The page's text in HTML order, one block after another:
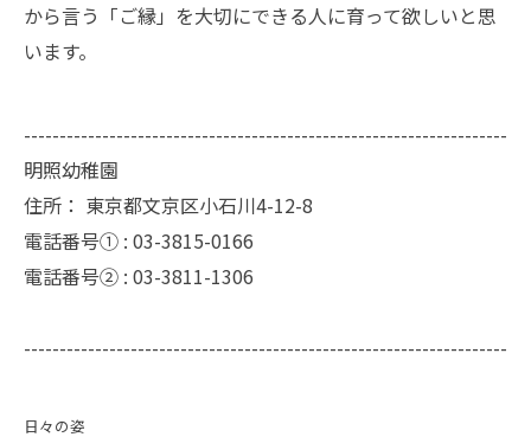
から言う「ご縁」を大切にできる人に育って欲しいと思
います。
--------------------------------------------------------------------
明照幼稚園
住所： 東京都文京区小石川4-12-8
電話番号① : 03-3815-0166
電話番号② : 03-3811-1306
--------------------------------------------------------------------
日々の姿